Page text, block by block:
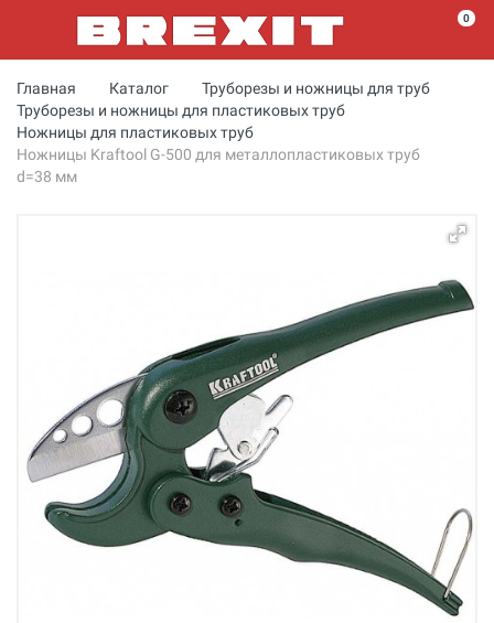
0
Главная Каталог
Труборезы и ножницы для труб
Труборезы и ножницы для пластиковых труб
Ножницы для пластиковых труб
Ножницы Kraftool G-500 для металлопластиковых труб
d=38 мм